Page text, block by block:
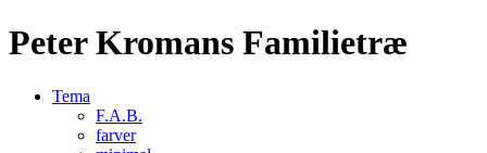
Peter Kromans Familietræ
Tema
F.A.B.
farver